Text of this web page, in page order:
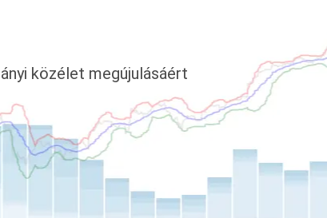
közélet megújulásáért